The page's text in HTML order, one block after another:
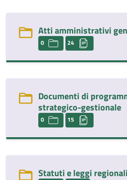
Atti amministrativi
0 24
Documenti di
strategico-gestionale
0 15
Statuti e leggi regionali